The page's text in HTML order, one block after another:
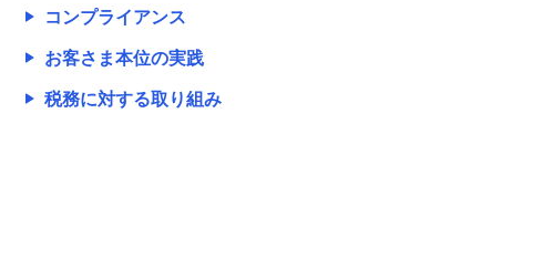
コンプライアンス
お客さま本位の実践
税務に対する取り組み